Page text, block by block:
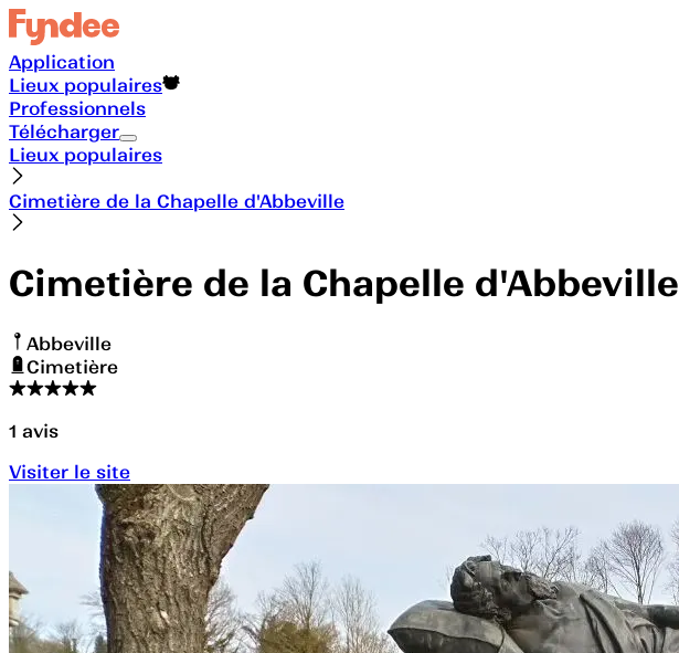
Application
Lieux populaires
Professionnels
Télécharger
Lieux populaires
Cimetière de la Chapelle d'Abbeville
Cimetière de la Chapelle d'Abbeville
Abbeville
Cimetière
1 avis
Visiter le site